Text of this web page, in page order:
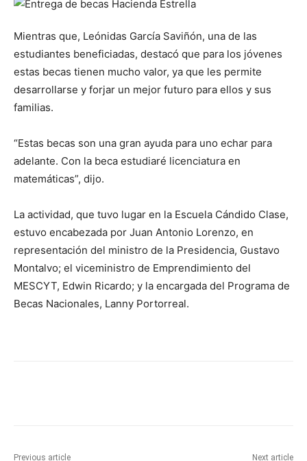
Mientras que, Leónidas García Saviñón, una de las
estudiantes beneficiadas, destacó que para los jóvenes
estas becas tienen mucho valor, ya que les permite
desarrollarse y forjar un mejor futuro para ellos y sus
familias.
“Estas becas son una gran ayuda para uno echar para
adelante. Con la beca estudiaré licenciatura en
matemáticas”, dijo.
La actividad, que tuvo lugar en la Escuela Cándido Clase,
estuvo encabezada por Juan Antonio Lorenzo, en
representación del ministro de la Presidencia, Gustavo
Montalvo; el viceministro de Emprendimiento del
MESCYT, Edwin Ricardo; y la encargada del Programa de
Becas Nacionales, Lanny Portorreal.
Previous article Next article